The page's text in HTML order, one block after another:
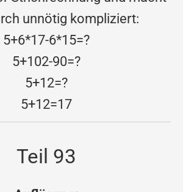
unnötig kompliziert:
5+6*17-6*15=?
5+102-90=?
5+12=?
5+12=17
Teil 93